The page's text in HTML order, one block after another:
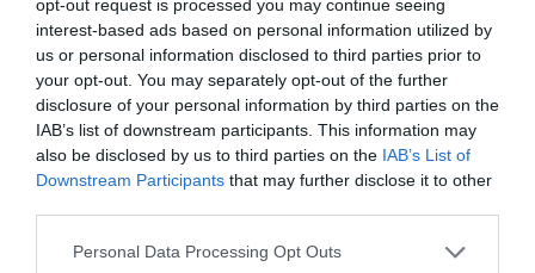
opt-out request is processed you may continue seeing
interest-based ads based on personal information utilized by
us or personal information disclosed to third parties prior to
your opt-out. You may separately opt-out of the further
disclosure of your personal information by third parties on the
IAB’s list of downstream participants. This information may
also be disclosed by us to third parties on the IAB’s List of
Downstream Participants that may further disclose it to other
Personal Data Processing Opt Outs
Viaggiatore Singolo Business
Ritornerebbe in questo hotel?
dettagli
Reinhard
Austria
Agosto 2011
FAVOLOSO
8.9/10
Ritornerebbe in questo hotel?